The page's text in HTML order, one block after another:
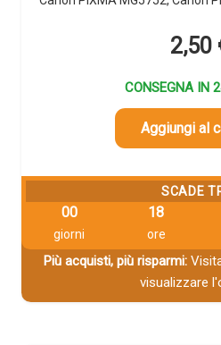
2,50
CONSEGNA IN
Aggiungi al
SCADE
00
giorni
18
ore
Più acquisti, più risparmi:
visualizzare